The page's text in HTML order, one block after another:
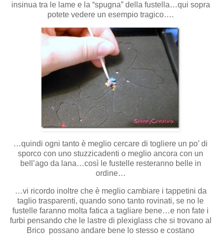
insinua tra le lame e la “spugna” della fustella…qui sopra
potete vedere un esempio tragico….
…quindi ogni tanto è meglio cercare di togliere un po’ di
sporco con uno stuzzicadenti o meglio ancora con un
bell’ago da lana…così le fustelle resteranno belle in
ordine…
…vi ricordo inoltre che è meglio cambiare i tappetini da
taglio trasparenti, quando sono tanto rovinati, se no le
fustelle faranno molta fatica a tagliare bene…e non fate i
furbi pensando che le lastre di plexiglass che si trovano al
Brico possano andare bene lo stesso e costano